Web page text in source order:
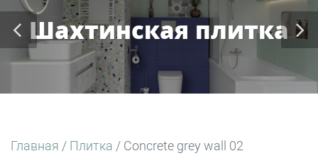
Шахтинская плитка
Главная / Плитка / Concrete grey wall 02